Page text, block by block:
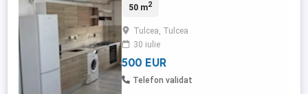
apartament decomandat cu 2 camere,
la etajul 2. Complet renovat, apartamentul
este pregătit pentru mutare imediată și
oferă un ambient ...
50 m2
Tulcea, Tulcea
30 iulie
500 EUR
Telefon validat